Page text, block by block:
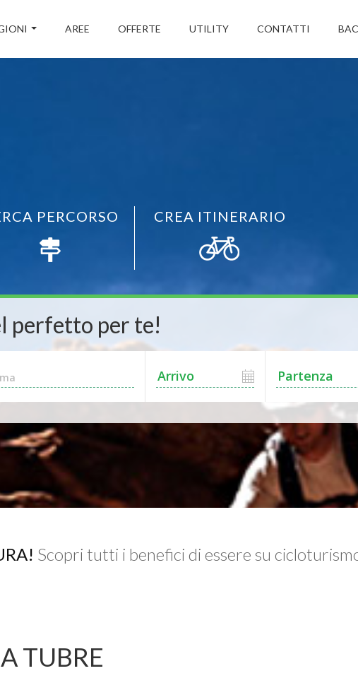
AREE OFFERTE UTILITY CONTATTI
PERCORSO CREA ITINERARIO
perfetto per te!
Scopri tutti i benefici di essere su
TUBRE